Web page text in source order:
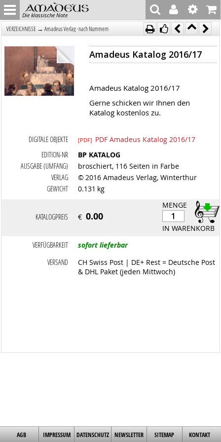
Die klassische Note
VERZEICHNISSE → Amadeus Verlag · nach Nummern
Amadeus Katalog 2016/17
Amadeus Katalog 2016/17
Gerne schicken wir Ihnen den
Katalog kostenlos zu.
DIGITALE OBJEKTE [PDF] PDF Amadeus Katalog 2016/17
EDITION-NR
BP KATALOG
AUSGABE (UMFANG)
broschiert, 116 Seiten in Farbe
VERLAG
© 2016 Amadeus Verlag, Winterthur
GEWICHT
0.131 kg
MENGE
IN WARENKORB
KATALOGPREIS €0.00
VERFÜGBARKEIT
sofort lieferbar
VERSAND
CH Swiss Post | DE+ Rest = Deutsche Post
& DHL Paket (jeden Mittwoch)
AGB IMPRESSUM DATENSCHUTZ NEWSLETTER SITEMAP KONTAKT